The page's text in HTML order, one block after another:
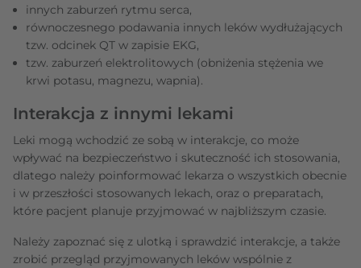
innych zaburzeń rytmu serca,
równoczesnego podawania innych leków wydłużających
tzw. odcinek QT w zapisie EKG,
tzw. zaburzeń elektrolitowych (obniżenia stężenia we
krwi potasu, magnezu, wapnia).
Interakcja z innymi lekami
Leki mogą wchodzić ze sobą w interakcje, co może
wpływać na bezpieczeństwo i skuteczność ich stosowania,
dlatego należy poinformować lekarza o wszystkich obecnie
i w przeszłości stosowanych lekach, oraz o preparatach,
które pacjent planuje przyjmować w najbliższym czasie.
Należy zapoznać się z ulotką i sprawdzić interakcje, a także
zrobić przegląd przyjmowanych leków wspólnie z